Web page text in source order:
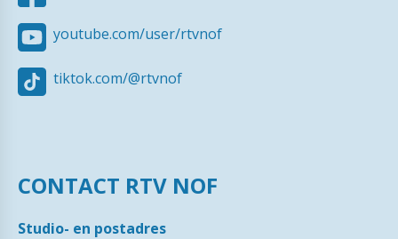
youtube.com/user/rtvnof
tiktok.com/@rtvnof
CONTACT RTV NOF
Studio- en postadres